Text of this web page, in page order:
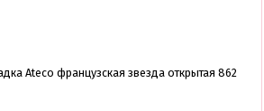
Ateco французская звезда открытая 862